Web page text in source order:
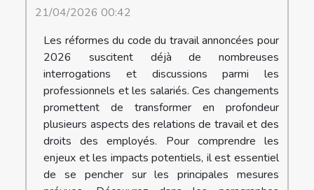
21/04/2026 00:42
Les réformes du code du travail annoncées pour
2026 suscitent déjà de nombreuses
interrogations et discussions parmi les
professionnels et les salariés. Ces changements
promettent de transformer en profondeur
plusieurs aspects des relations de travail et des
droits des employés. Pour comprendre les
enjeux et les impacts potentiels, il est essentiel
de se pencher sur les principales mesures